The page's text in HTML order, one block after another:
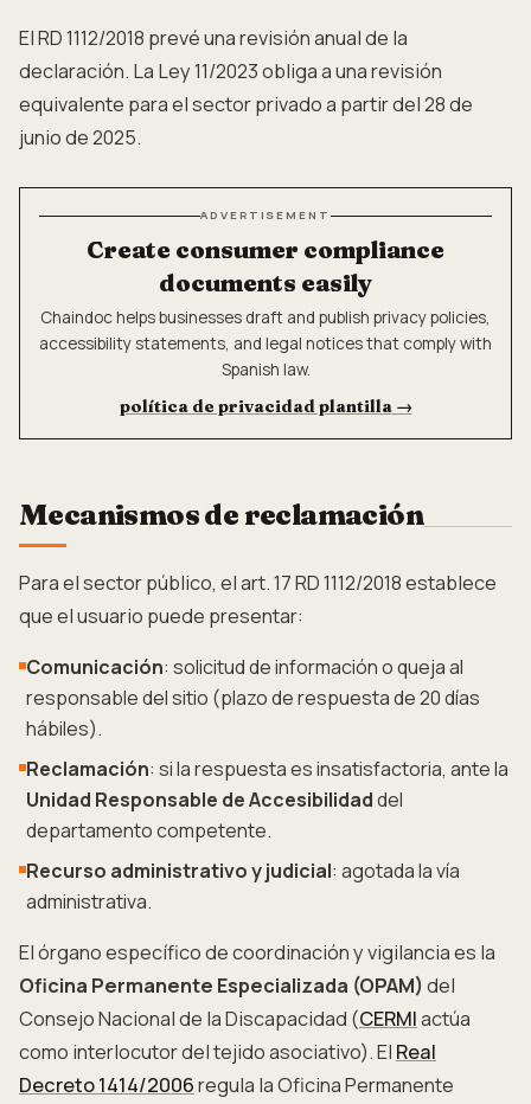
El RD 1112/2018 prevé una revisión anual de la
declaración. La Ley 11/2023 obliga a una revisión
equivalente para el sector privado a partir del 28 de
junio de 2025.
ADVERTISEMENT
Create consumer compliance
documents easily
Chaindoc helps businesses draft and publish privacy policies,
accessibility statements, and legal notices that comply with
Spanish law.
política de privacidad plantilla→
Mecanismos de reclamación
Para el sector público, el art. 17 RD 1112/2018 establece
que el usuario puede presentar:
Comunicación: solicitud de información o queja al
responsable del sitio (plazo de respuesta de 20 días
hábiles).
Reclamación: si la respuesta es insatisfactoria, ante la
Unidad Responsable de Accesibilidaddel
departamento competente.
Recurso administrativo y judicial: agotada la vía
administrativa.
El órgano específico de coordinación y vigilancia es la
Oficina Permanente Especializada (OPAM) del
Consejo Nacional de la Discapacidad (CERMIactúa
como interlocutor del tejido asociativo). El Real
Decreto 1414/2006regula la Oficina Permanente